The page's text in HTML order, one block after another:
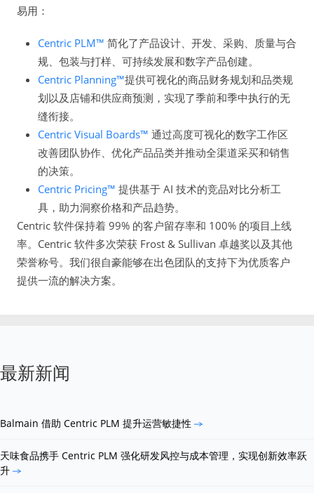
易用：
Centric PLM™ 简化了产品设计、开发、采购、质量与合
规、包装与打样、可持续发展和数字产品创建。
Centric Planning™提供可视化的商品财务规划和品类规
划以及店铺和供应商预测，实现了季前和季中执行的无
缝衔接。
Centric Visual Boards™ 通过高度可视化的数字工作区
改善团队协作、优化产品品类并推动全渠道采买和销售
的决策。
Centric Pricing™ 提供基于 AI 技术的竞品对比分析工
具，助力洞察价格和产品趋势。
Centric 软件保持着 99% 的客户留存率和 100% 的项目上线
率。Centric 软件多次荣获 Frost & Sullivan 卓越奖以及其他
荣誉称号。我们很自豪能够在出色团队的支持下为优质客户
提供一流的解决方案。
最新新闻
Balmain 借助 Centric PLM 提升运营敏捷性
天味食品携手 Centric PLM 强化研发风控与成本管理，实现创新效率跃
升